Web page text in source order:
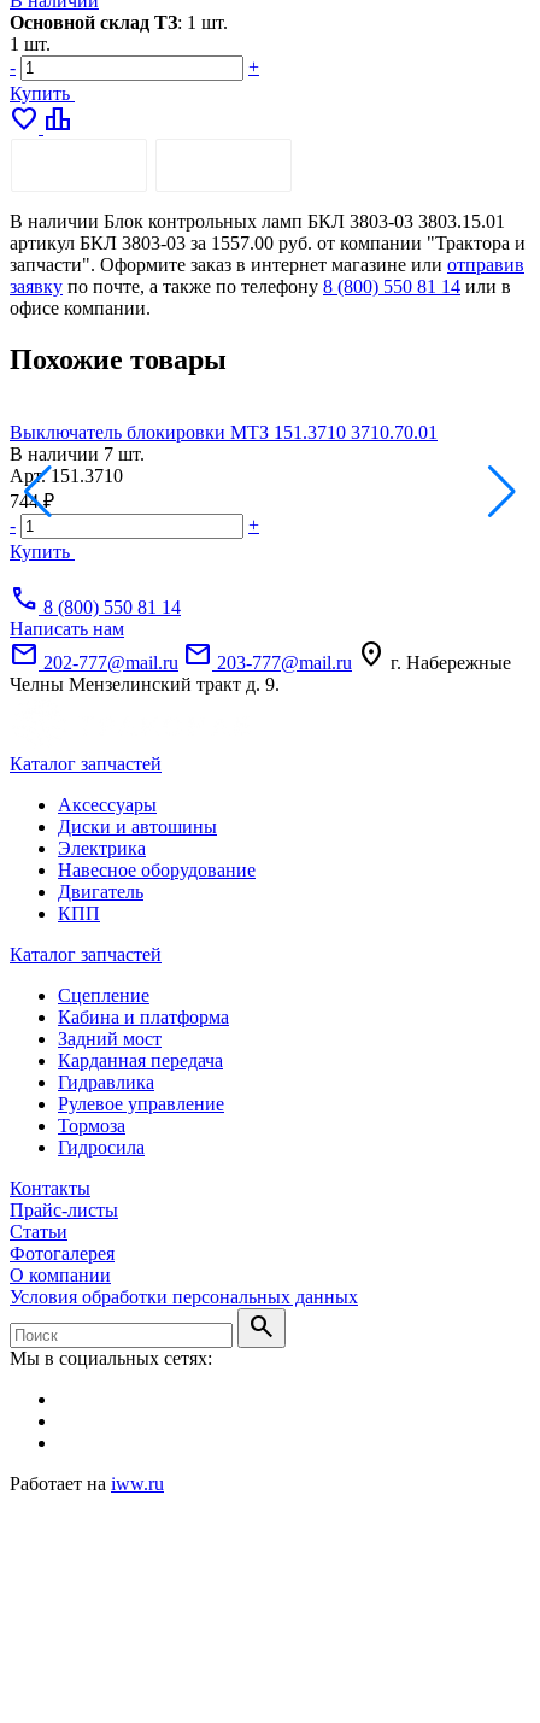
Основной склад ТЗ: 1 шт.
1 шт.
-
+
Купить
favorite leaderboard
В наличии Блок контрольных ламп БКЛ 3803-03 3803.15.01
артикул БКЛ 3803-03 за 1557.00 руб. от компании "Трактора и
запчасти". Оформите заказ в интернет магазине или отправив
заявку по почте, а также по телефону 8 (800) 550 81 14 или в
офисе компании.
Похожие товары
Выключатель блокировки МТЗ 151.3710 3710.70.01
В наличии 7 шт.
Арт. 151.3710
744 ₽
-
+
Купить
call 8 (800) 550 81 14
Написать нам
mail 202-777@mail.ru mail 203-777@mail.ru location_on г. Набережные
Челны Мензелинский тракт д. 9.
Каталог запчастей
Аксессуары
Диски и автошины
Электрика
Навесное оборудование
Двигатель
КПП
Каталог запчастей
Сцепление
Кабина и платформа
Задний мост
Карданная передача
Гидравлика
Рулевое управление
Тормоза
Гидросила
Контакты
Прайс-листы
Статьи
Фотогалерея
О компании
Условия обработки персональных данных
search
Мы в социальных сетях:
Работает на iww.ru